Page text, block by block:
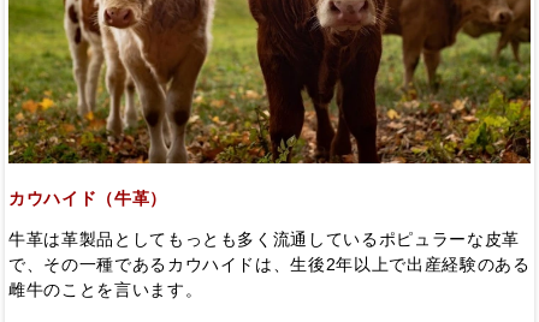
カウハイド（牛革）
牛革は革製品としてもっとも多く流通しているポピュラーな皮革
で、その一種であるカウハイドは、生後2年以上で出産経験のある
雌牛のことを言います。